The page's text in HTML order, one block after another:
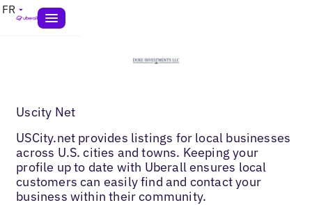
FR
Uscity Net
USCity.net provides listings for local businesses
across U.S. cities and towns. Keeping your
profile up to date with Uberall ensures local
customers can easily find and contact your
business within their community.